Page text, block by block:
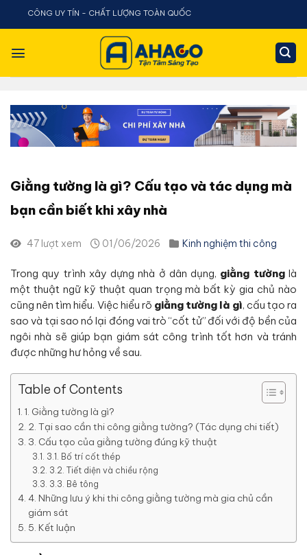
Chuyển
dung
UY TÍN - CHẤT LƯỢNG TOÀN QUỐC
Giằng tường là gì? Cấu tạo và tác dụng mà
bạn cần biết khi xây nhà
47 lượt xem 01/06/2026 Kinh nghiệm thi công
Trong quy trình xây dựng nhà ở dân dụng, giằng tườnglà
một thuật ngữ kỹ thuật quan trọng mà bất kỳ gia chủ nào
cũng nên tìm hiểu. Việc hiểu rõ giằng tường là gì, cấu tạo ra
sao và tại sao nó lại đóng vai trò “cốt tử” đối với độ bền của
ngôi nhà sẽ giúp bạn giám sát công trình tốt hơn và tránh
được những hư hỏng về sau.
Table of Contents
1. Giằng tường là gì?
2. Tại sao cần thi công giằng tường? (Tác dụng chi tiết)
3. Cấu tạo của giằng tường đúng kỹ thuật
3.1. Bố trí cốt thép
3.2. Tiết diện và chiều rộng
3.3. Bê tông
4. Những lưu ý khi thi công giằng tường mà gia chủ cần
giám sát
5. Kết luận